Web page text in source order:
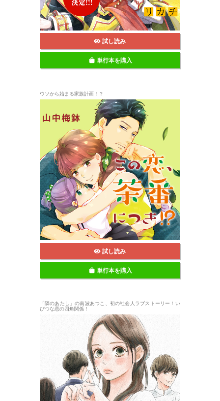
試し読み
単行本を購入
ウソから始まる家族計画！？
試し読み
単行本を購入
「隣のあたし」の南波あつこ、初の社会人ラブストーリー！い
びつな恋の四角関係！